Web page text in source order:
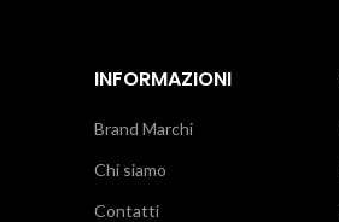
INFORMAZIONI
Brand Marchi
Chi siamo
Contatti